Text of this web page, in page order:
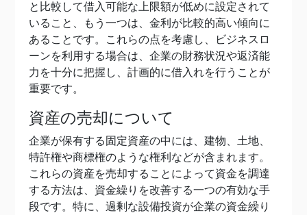
と比較して借入可能な上限額が低めに設定されて
いること、もう一つは、金利が比較的高い傾向に
あることです。これらの点を考慮し、ビジネスロ
ーンを利用する場合は、企業の財務状況や返済能
力を十分に把握し、計画的に借入れを行うことが
重要です。
資産の売却について
企業が保有する固定資産の中には、建物、土地、
特許権や商標権のような権利などが含まれます。
これらの資産を売却することによって資金を調達
する方法は、資金繰りを改善する一つの有効な手
段です。特に、過剰な設備投資が企業の資金繰り